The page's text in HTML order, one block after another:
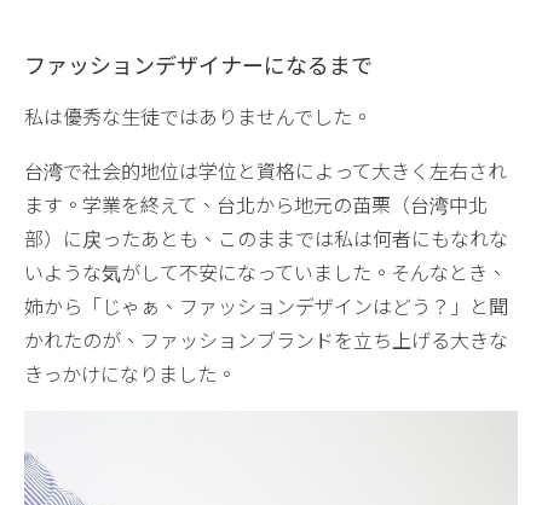
ファッションデザイナーになるまで
私は優秀な生徒ではありませんでした。
台湾で社会的地位は学位と資格によって大きく左右され
ます。学業を終えて、台北から地元の苗栗（台湾中北
部）に戻ったあとも、このままでは私は何者にもなれな
いような気がして不安になっていました。そんなとき、
姉から「じゃぁ、ファッションデザインはどう？」と聞
かれたのが、ファッションブランドを立ち上げる大きな
きっかけになりました。